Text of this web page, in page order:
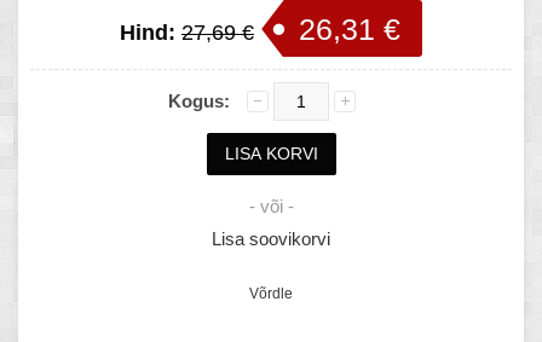
Hind: 27,69 € 26,31 €
Kogus:
- või -
Lisa soovikorvi
Võrdle